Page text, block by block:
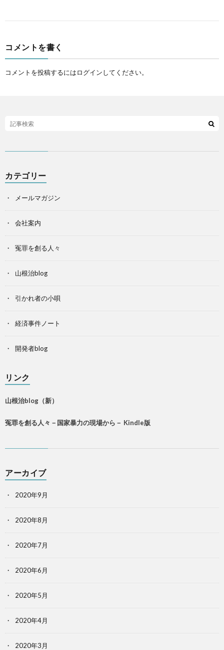
コメントを書く
コメントを投稿するにはログインしてください。
カテゴリー
メールマガジン
会社案内
冤罪を創る人々
山根治blog
引かれ者の小唄
経済事件ノート
開発者blog
リンク
山根治blog（新）
冤罪を創る人々－国家暴力の現場から－ Kindle版
アーカイブ
2020年9月
2020年8月
2020年7月
2020年6月
2020年5月
2020年4月
2020年3月